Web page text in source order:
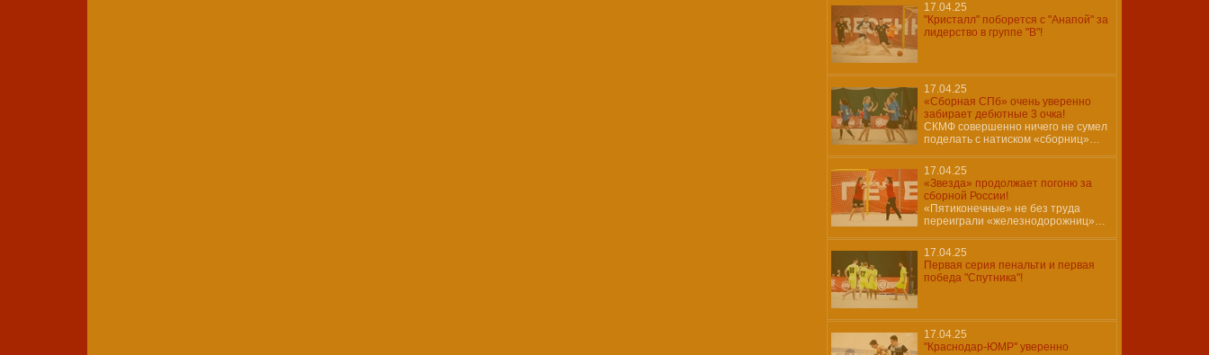
17.04.25
"Кристалл" поборется с "Анапой" за
лидерство в группе "В"!
17.04.25
«Сборная СПб» очень уверенно
забирает дебютные 3 очка!
СКМФ совершенно ничего не сумел
поделать с натиском «сборниц»…
17.04.25
«Звезда» продолжает погоню за
сборной России!
«Пятиконечные» не без труда
переиграли «железнодорожниц»…
17.04.25
Первая серия пенальти и первая
победа "Спутника"!
17.04.25
"Краснодар-ЮМР" уверенно